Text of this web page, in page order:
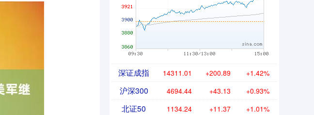
深证成指 14311.01 +200.89 +1.42%
沪深300 4694.44 +43.13 +0.93%
北证50 1134.24 +11.37 +1.01%